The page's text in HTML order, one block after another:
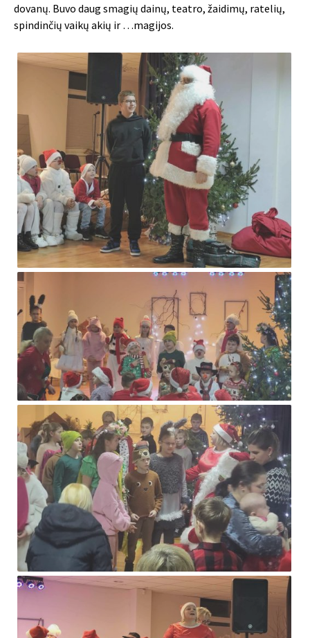
dovanų. Buvo daug smagių dainų, teatro, žaidimų, ratelių,
spindinčių vaikų akių ir …magijos.